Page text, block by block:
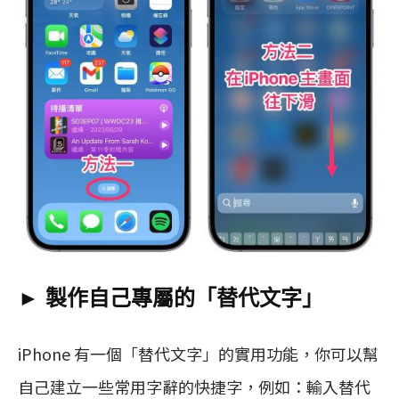
► 製作自己專屬的「替代文字」
iPhone 有一個「替代文字」的實用功能，你可以幫
自己建立一些常用字辭的快捷字，例如：輸入替代